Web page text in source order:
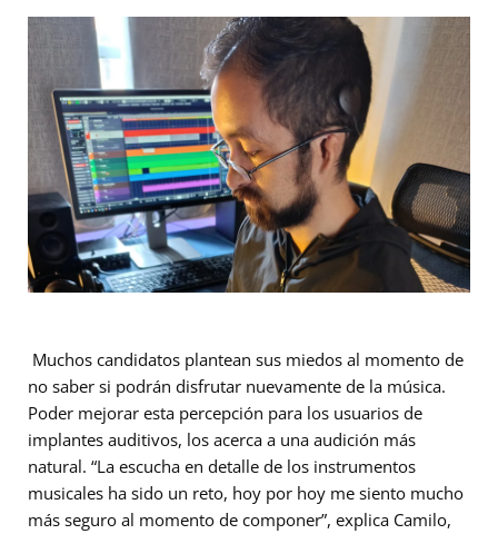
Muchos candidatos plantean sus miedos al momento de
no saber si podrán disfrutar nuevamente de la música.
Poder mejorar esta percepción para los usuarios de
implantes auditivos, los acerca a una audición más
natural. “La escucha en detalle de los instrumentos
musicales ha sido un reto, hoy por hoy me siento mucho
más seguro al momento de componer”, explica Camilo,